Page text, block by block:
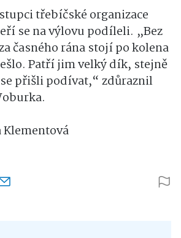
třebíčské organizace
se na výlovu podíleli. „Bez
časného rána stojí po kolena
Patří jim velký dík, stejně
přišli podívat,“ zdůraznil
Klementová